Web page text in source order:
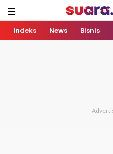
Indeks News Bisnis